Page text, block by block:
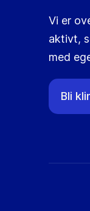
Vi er
aktivt,
med
Bli